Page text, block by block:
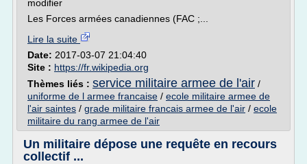
modifier
Les Forces armées canadiennes (FAC ;...
Lire la suite
Date: 2017-03-07 21:04:40
Site : https://fr.wikipedia.org
Thèmes liés : service militaire armee de l'air /
uniforme de l armee francaise / ecole militaire armee de
l'air saintes / grade militaire francais armee de l'air / ecole
militaire du rang armee de l'air
Un militaire dépose une requête en recours
collectif ...